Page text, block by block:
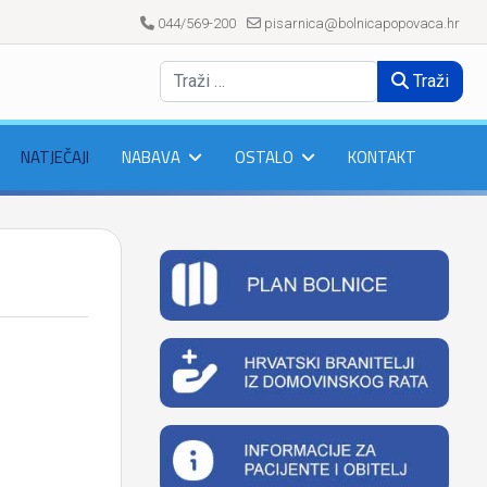
044/569-200 pisarnica@bolnicapopovaca.hr
Traži
NATJEČAJI NABAVA OSTALO KONTAKT